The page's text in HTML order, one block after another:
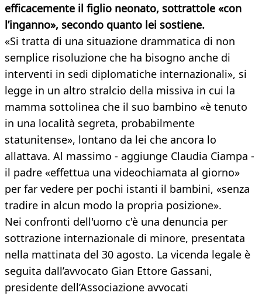
efficacemente il figlio neonato, sottrattole «con
l’inganno», secondo quanto lei sostiene.
«Si tratta di una situazione drammatica di non
semplice risoluzione che ha bisogno anche di
interventi in sedi diplomatiche internazionali», si
legge in un altro stralcio della missiva in cui la
mamma sottolinea che il suo bambino «è tenuto
in una località segreta, probabilmente
statunitense», lontano da lei che ancora lo
allattava. Al massimo - aggiunge Claudia Ciampa -
il padre «effettua una videochiamata al giorno»
per far vedere per pochi istanti il bambini, «senza
tradire in alcun modo la propria posizione».
Nei confronti dell'uomo c'è una denuncia per
sottrazione internazionale di minore, presentata
nella mattinata del 30 agosto. La vicenda legale è
seguita dall’avvocato Gian Ettore Gassani,
presidente dell’Associazione avvocati